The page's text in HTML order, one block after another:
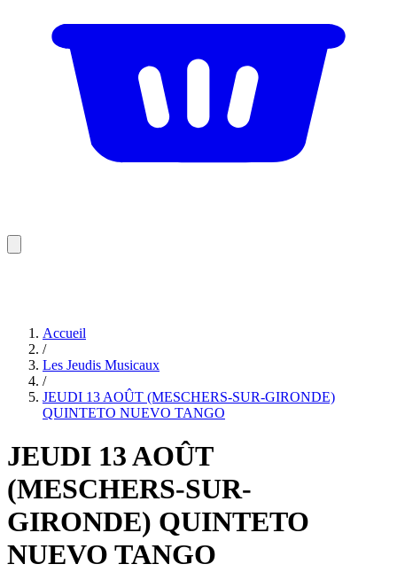
Accueil
/
Les Jeudis Musicaux
/
JEUDI 13 AOÛT (MESCHERS-SUR-GIRONDE)
QUINTETO NUEVO TANGO
JEUDI 13 AOÛT
(MESCHERS-SUR-
GIRONDE) QUINTETO
NUEVO TANGO